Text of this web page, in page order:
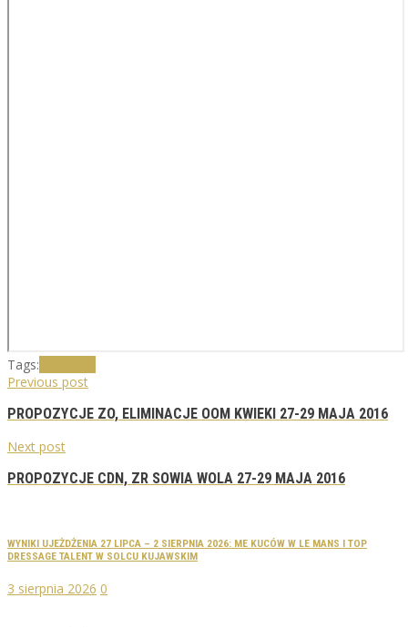
Tags:
Previous post
PROPOZYCJE ZO, ELIMINACJE OOM KWIEKI 27-29 MAJA 2016
Next post
PROPOZYCJE CDN, ZR SOWIA WOLA 27-29 MAJA 2016
WYNIKI UJEŻDŻENIA 27 LIPCA – 2 SIERPNIA 2026: ME KUCÓW W LE MANS I TOP
DRESSAGE TALENT W SOLCU KUJAWSKIM
3 sierpnia 2026 0